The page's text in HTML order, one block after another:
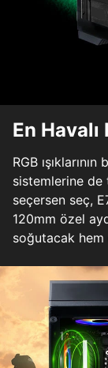
En Havalı
RGB
sistemlerine de
seçersen seç,
120mm özel
soğutacak hem